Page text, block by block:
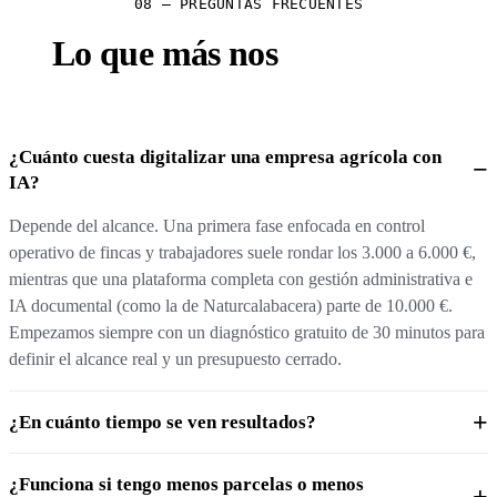
08 — PREGUNTAS FRECUENTES
Lo que más nos
¿Cuánto cuesta digitalizar una empresa agrícola con
IA?
Depende del alcance. Una primera fase enfocada en control
operativo de fincas y trabajadores suele rondar los 3.000 a 6.000 €,
mientras que una plataforma completa con gestión administrativa e
IA documental (como la de Naturcalabacera) parte de 10.000 €.
Empezamos siempre con un diagnóstico gratuito de 30 minutos para
definir el alcance real y un presupuesto cerrado.
¿En cuánto tiempo se ven resultados?
¿Funciona si tengo menos parcelas o menos